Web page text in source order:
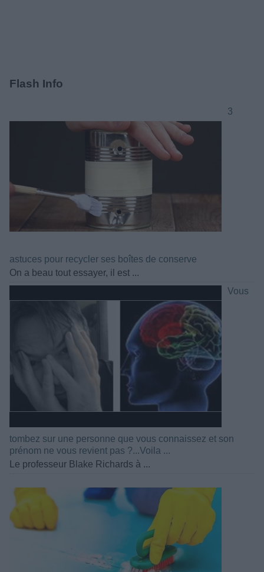
Flash Info
3
astuces pour recycler ses boîtes de conserve
On a beau tout essayer, il est ...
Vous
tombez sur une personne que vous connaissez et son
prénom ne vous revient pas ?...Voila ...
Le professeur Blake Richards à ...